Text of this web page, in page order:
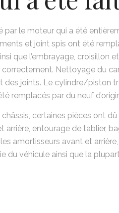
par le moteur qui a été
et joint spis ont été
que l’embrayage, croisillon
correctement. Nettoyage du
des joints. Le cylindre/piston
remplacés par du neuf
certaines pièces ont
arrière, entourage de tablier,
amortisseurs avant et
du véhicule ainsi que la